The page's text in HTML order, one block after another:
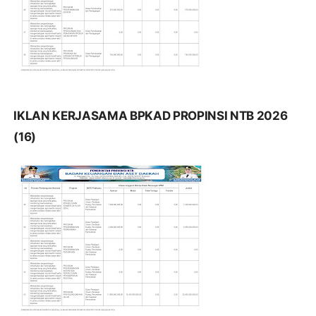
IKLAN KERJASAMA BPKAD PROPINSI NTB 2026
(16)